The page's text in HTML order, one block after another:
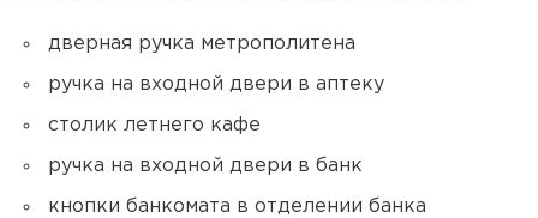
дверная ручка метрополитена
ручка на входной двери в аптеку
столик летнего кафе
ручка на входной двери в банк
кнопки банкомата в отделении банка